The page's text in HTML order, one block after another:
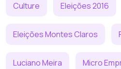
Culture Eleições 2016
Eleições Montes Claros
Luciano Meira Micro